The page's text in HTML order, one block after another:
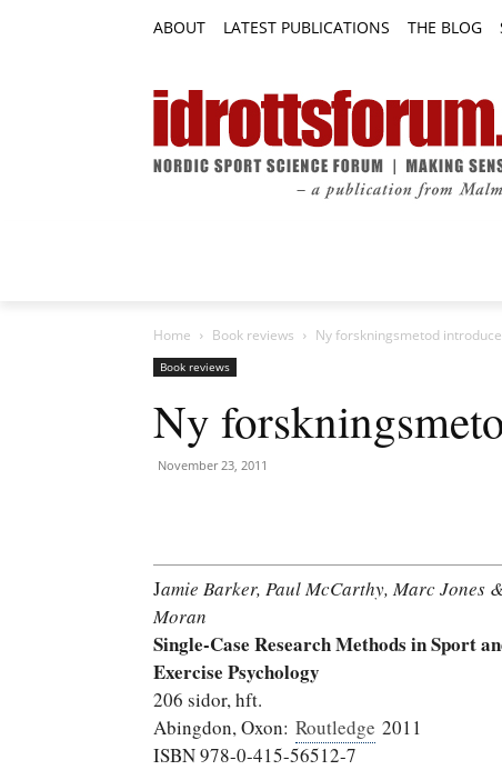
ABOUT LATEST PUBLICATIONS THE BLOG
Home Book reviews Ny forskningsmetod
Book reviews
Ny
November 23, 2011
Jamie Barker, Paul McCarthy, Marc Jones
Moran
Single-Case Research Methods in Sport
Exercise Psychology
206 sidor, hft.
Abingdon, Oxon: Routledge 2011
ISBN 978-0-415-56512-7